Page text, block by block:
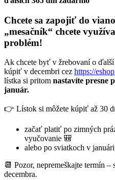
Chcete sa zapojiť do
„mesačník“ chcete
problém!
Ak chcete byť v žrebovaní o
kúpiť v decembri cez https://
lístka si pritom nastavíte presne
január.
👉 Lístok si môžete kúpiť až 30
začať platiť po zimných
vyučovanie 🎒
alebo po sviatkoch v
📆 Pozor, nepremeškajte termín –
decembra.